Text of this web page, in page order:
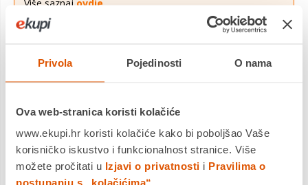
Privola Pojedinosti O nama
Ova web-stranica koristi kolačiće
www.ekupi.hr koristi kolačiće kako bi poboljšao Vaše
korisničko iskustvo i funkcionalnost stranice. Više
možete pročitati u Izjavi o privatnosti i Pravilima o
postupanju s „kolačićima“.
Više saznajovdje.
Cijena 22,00 €
udžbenik,LIKOVNA KULTURA,2. razred srednje škole
više
Dostavljamo već od20.08.2026
Platite gotovinom pri preuzimanju, Internet bankarstvom, karticama
jednokratno i na rate
Povrat robe moguć unutar 14 dana